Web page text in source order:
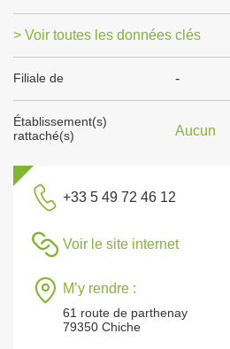
> Voir toutes les données clés
Filiale de -
Établissement(s)
rattaché(s)
Aucun
+33 5 49 72 46 12
Voir le site internet
M’y rendre :
61 route de parthenay
79350 Chiche